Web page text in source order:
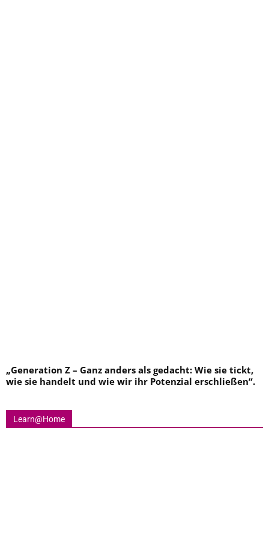
„Generation Z – Ganz anders als gedacht: Wie sie tickt,
wie sie handelt und wie wir ihr Potenzial erschließen“.
Learn@Home